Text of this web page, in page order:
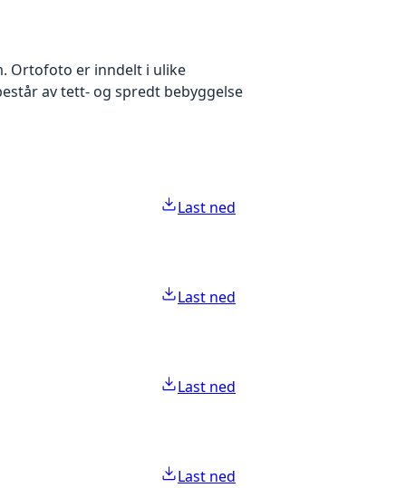
Ortofoto er inndelt i ulike
av tett- og spredt bebyggelse
Last ned
Last ned
Last ned
Last ned